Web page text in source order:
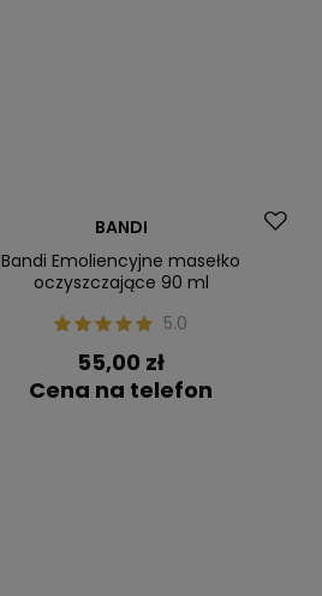
BANDI
Bandi Emoliencyjne masełko
oczyszczające 90 ml
5.0
55,00 zł
Cena na telefon